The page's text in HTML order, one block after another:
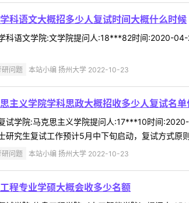
科语文大概招多少人复试时间大概什么时候
科语文学院:文学院提问人:18***82时间:2020-
研问题 本站小编 扬州大学 2022-10-23
主义学院学科思政大概招收多少人复试名
试学院:马克思主义学院提问人:17***10时间
研究生复试工作预计5月中下旬启动，复试方式原
研问题 本站小编 扬州大学 2022-10-23
程专业学硕大概会收多少名额